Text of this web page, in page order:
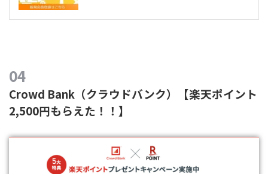
Crowd Bank（クラウドバンク）【楽天ポイント
2,500円もらえた！！】